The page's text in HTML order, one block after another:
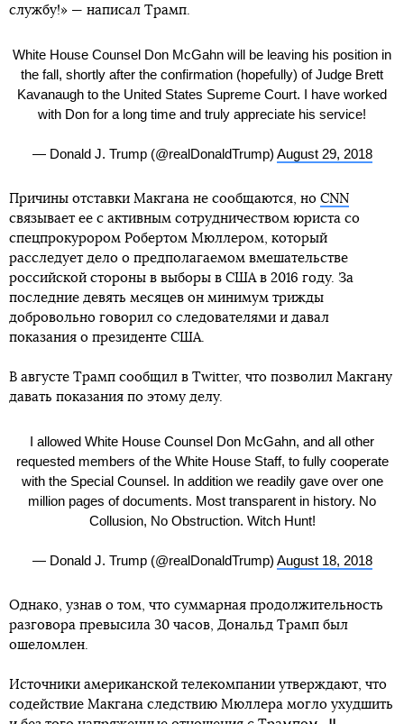
службу!» — написал Трамп.
White House Counsel Don McGahn will be leaving his position in
the fall, shortly after the confirmation (hopefully) of Judge Brett
Kavanaugh to the United States Supreme Court. I have worked
with Don for a long time and truly appreciate his service!
— Donald J. Trump (@realDonaldTrump) August 29, 2018
Причины отставки Макгана не сообщаются, но СNN
связывает ее с активным сотрудничеством юриста со
спецпрокурором Робертом Мюллером, который
расследует дело о предполагаемом вмешательстве
российской стороны в выборы в США в 2016 году. За
последние девять месяцев он минимум трижды
добровольно говорил со следователями и давал
показания о президенте США.
В августе Трамп сообщил в Twitter, что позволил Макгану
давать показания по этому делу.
I allowed White House Counsel Don McGahn, and all other
requested members of the White House Staff, to fully cooperate
with the Special Counsel. In addition we readily gave over one
million pages of documents. Most transparent in history. No
Collusion, No Obstruction. Witch Hunt!
— Donald J. Trump (@realDonaldTrump) August 18, 2018
Однако, узнав о том, что суммарная продолжительность
разговора превысила 30 часов, Дональд Трамп был
ошеломлен.
Источники американской телекомпании утверждают, что
содействие Макгана следствию Мюллера могло ухудшить